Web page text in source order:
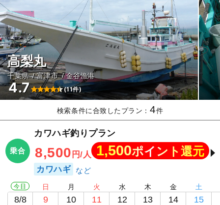
高梨丸
千葉県 富津市 金谷漁港
4.7 (11件)
検索条件に合致したプラン：4件
乗合
カワハギ釣りプラン
8,500 円/人 1,500ポイント還元
カワハギ
今日
8/8
日
9
月
10
火
11
水
12
木
13
金
14
土
15